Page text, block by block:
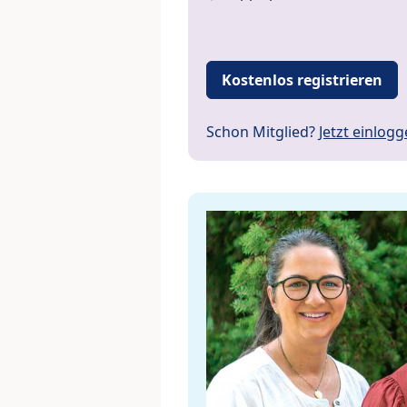
Kostenlos registrieren
Schon Mitglied? Jetzt